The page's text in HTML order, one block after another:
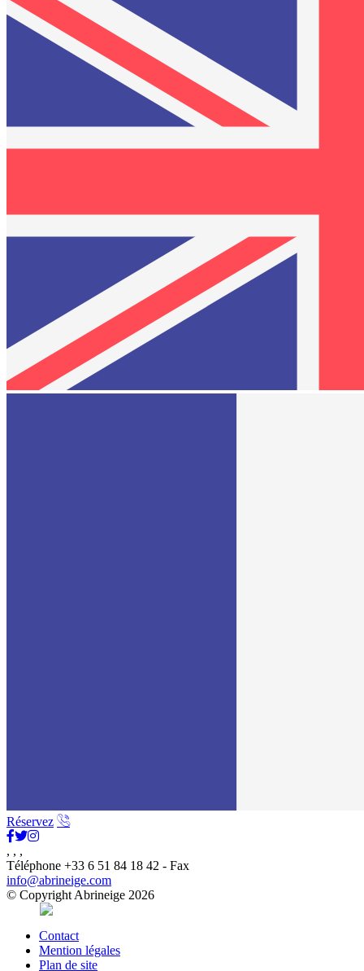
Réservez
, , ,
Téléphone +33 6 51 84 18 42 - Fax
info@abrineige.com
© Copyright Abrineige 2026
Contact
Mention légales
Plan de site